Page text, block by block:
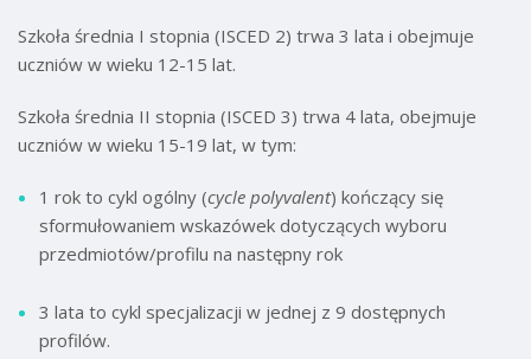
Szkoła średnia I stopnia (ISCED 2) trwa 3 lata i obejmuje
uczniów w wieku 12-15 lat.
Szkoła średnia II stopnia (ISCED 3) trwa 4 lata, obejmuje
uczniów w wieku 15-19 lat, w tym:
1 rok to cykl ogólny (cycle polyvalent) kończący się
sformułowaniem wskazówek dotyczących wyboru
przedmiotów/profilu na następny rok
3 lata to cykl specjalizacji w jednej z 9 dostępnych
profilów.